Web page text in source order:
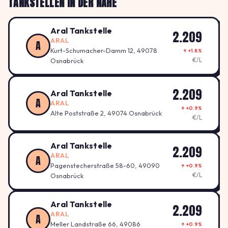
A
Aral Tankstelle
ARAL
Kurt-Schumacher-Damm 12, 49078
Osnabrück
2.209
↑ +1.8%
€/L
A
Aral Tankstelle
ARAL
Alte Poststraße 2, 49074 Osnabrück
2.209
↑ +0.9%
€/L
A
Aral Tankstelle
ARAL
Pagenstecherstraße 58-60, 49090
Osnabrück
2.209
↑ +0.9%
€/L
A
Aral Tankstelle
ARAL
Meller Landstraße 66, 49086
2.209
↑ +0.9%